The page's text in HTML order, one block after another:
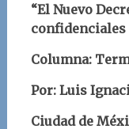
“El Nuevo
confidenciales
Columna:
Por: Luis
Ciudad de